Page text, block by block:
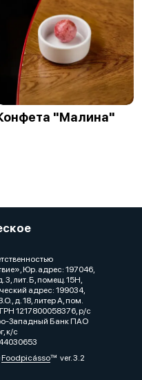
"Малина"
Юр. адрес: 197046,
3, лит. Б, помещ. 15Н,
адрес: 199034,
д. 18, литер А, пом.
1217800058376, р/с
Западный Банк ПАО
к/с
Foodpicássover. 3.2